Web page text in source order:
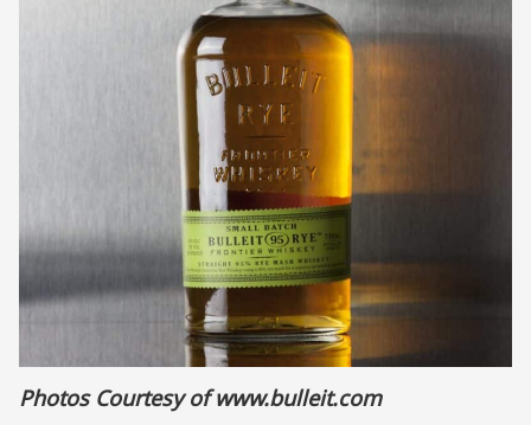
Photos Courtesy of www.bulleit.com